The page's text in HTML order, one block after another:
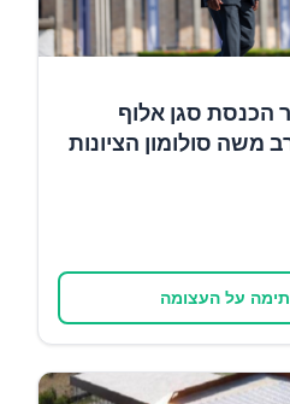
הכנסת סגן אלוף
משה סולומון הציונות
על העצומה